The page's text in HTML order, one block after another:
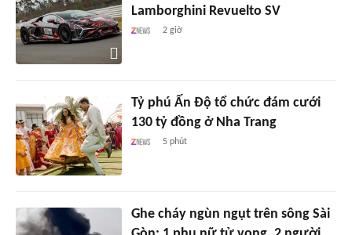
Lamborghini Revuelto SV
2 giờ
Tỷ phú Ấn Độ tổ chức đám cưới
130 tỷ đồng ở Nha Trang
5 phút
Ghe cháy ngùn ngụt trên sông Sài